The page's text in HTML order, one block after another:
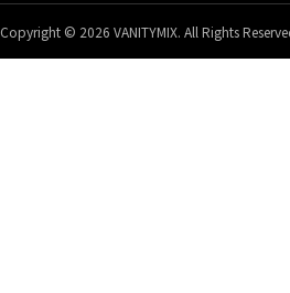
Copyright © 2026 VANITYMIX. All Rights